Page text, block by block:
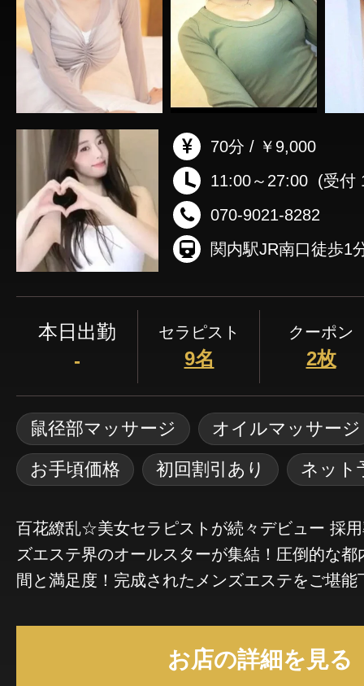
70分 / ￥9,000
11:00～27:00 (受付
070-9021-8282
関内駅JR南口徒歩1
本日出勤
-
セラピスト
9名
クーポン
2枚
鼠径部マッサージ
オイルマッサージ
お手頃価格
初回割引あり ネット
百花繚乱☆美女セラピストが続々デビュー 採
ズエステ界のオールスターが集結！圧倒的な
間と満足度！完成されたメンズエステをご堪能
お店の詳細を見る